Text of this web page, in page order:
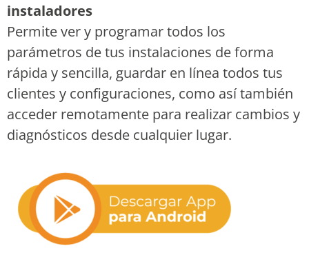
instaladores
Permite ver y programar todos los
parámetros de tus instalaciones de forma
rápida y sencilla, guardar en línea todos tus
clientes y configuraciones, como así también
acceder remotamente para realizar cambios y
diagnósticos desde cualquier lugar.